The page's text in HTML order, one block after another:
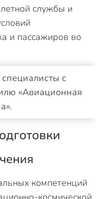
службы и
и пассажиров во
с
«Авиационная
компетенций